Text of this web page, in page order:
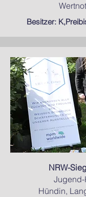
Besitzer:
NRW-
Hündin,